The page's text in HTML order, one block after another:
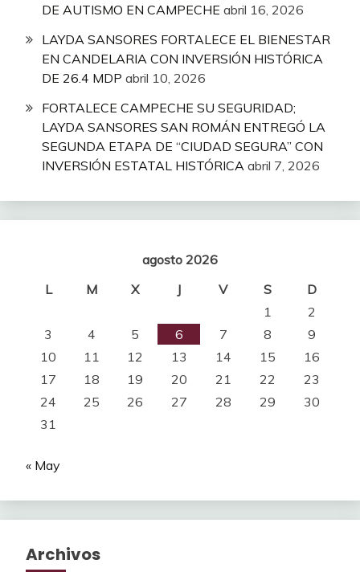
DE AUTISMO EN CAMPECHE abril 16, 2026
LAYDA SANSORES FORTALECE EL BIENESTAR
EN CANDELARIA CON INVERSIÓN HISTÓRICA
DE 26.4 MDP abril 10, 2026
FORTALECE CAMPECHE SU SEGURIDAD;
LAYDA SANSORES SAN ROMÁN ENTREGÓ LA
SEGUNDA ETAPA DE “CIUDAD SEGURA” CON
INVERSIÓN ESTATAL HISTÓRICA abril 7, 2026
agosto 2026
L
M X J V S
D
1
2
3
4 5 6 7 8
9
10
11 12 13 14 15
16
17
18 19 20 21 22
23
24
25 26 27 28 29
30
31
« May
Archivos